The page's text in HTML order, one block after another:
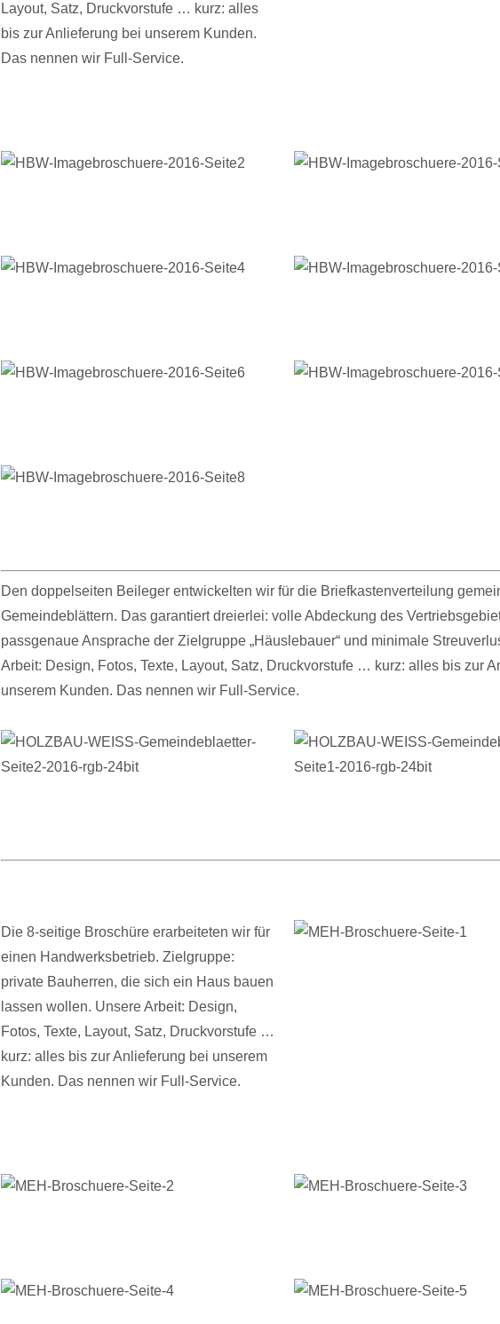
Layout, Satz, Druckvorstufe … kurz: alles
bis zur Anlieferung bei unserem Kunden.
Das nennen wir Full-Service.
Den doppelseiten Beileger entwickelten wir für die Briefkastenverteilung
Gemeindeblättern. Das garantiert dreierlei: volle Abdeckung des
passgenaue Ansprache der Zielgruppe „Häuslebauer“ und minimale
Arbeit: Design, Fotos, Texte, Layout, Satz, Druckvorstufe … kurz: alles bis zur
unserem Kunden. Das nennen wir Full-Service.
Die 8-seitige Broschüre erarbeiteten wir für
einen Handwerksbetrieb. Zielgruppe:
private Bauherren, die sich ein Haus bauen
lassen wollen. Unsere Arbeit: Design,
Fotos, Texte, Layout, Satz, Druckvorstufe …
kurz: alles bis zur Anlieferung bei unserem
Kunden. Das nennen wir Full-Service.